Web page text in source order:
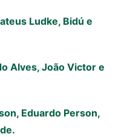
Ludke, Bidú e
Alves, João Victor e
Eduardo Person,